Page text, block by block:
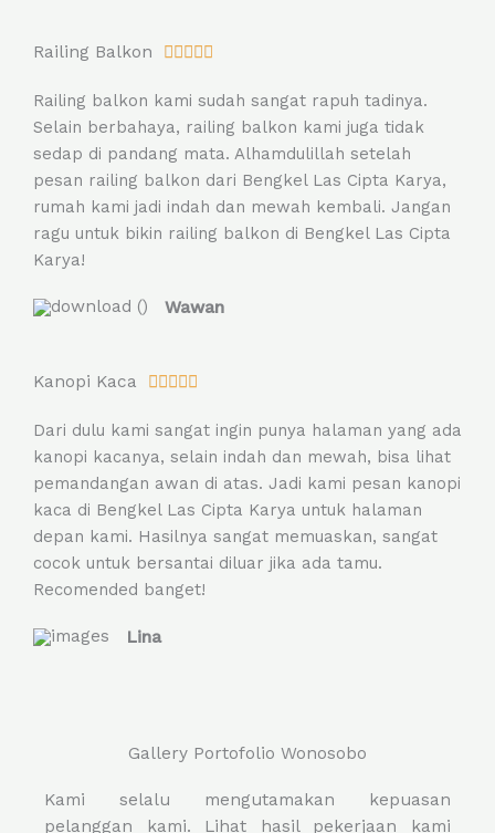
Railing Balkon 
t
e
d
5
o
u
f
Railing balkon kami sudah sangat rapuh tadinya.
Selain berbahaya, railing balkon kami juga tidak
sedap di pandang mata. Alhamdulillah setelah
pesan railing balkon dari Bengkel Las Cipta Karya,
rumah kami jadi indah dan mewah kembali. Jangan
ragu untuk bikin railing balkon di Bengkel Las Cipta
Karya!
Wawan
Kanopi Kaca 
t
e
d
5
o
u
t
Dari dulu kami sangat ingin punya halaman yang ada
kanopi kacanya, selain indah dan mewah, bisa lihat
pemandangan awan di atas. Jadi kami pesan kanopi
kaca di Bengkel Las Cipta Karya untuk halaman
depan kami. Hasilnya sangat memuaskan, sangat
cocok untuk bersantai diluar jika ada tamu.
Recomended banget!
Lina
Gallery Portofolio Wonosobo
Kami selalu mengutamakan kepuasan
pelanggan kami. Lihat hasil pekerjaan kami